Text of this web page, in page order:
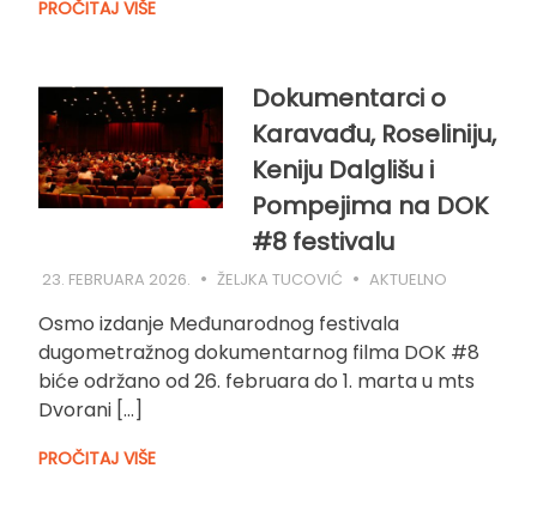
PROČITAJ VIŠE
Dokumentarci o
Karavađu, Roseliniju,
Keniju Dalglišu i
Pompejima na DOK
#8 festivalu
23. FEBRUARA 2026. ŽELJKA TUCOVIĆ AKTUELNO
Osmo izdanje Međunarodnog festivala
dugometražnog dokumentarnog filma DOK #8
biće održano od 26. februara do 1. marta u mts
Dvorani […]
PROČITAJ VIŠE